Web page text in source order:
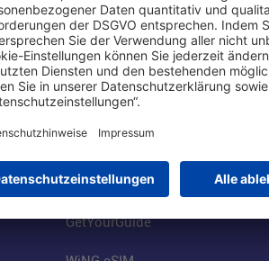
Besucherservices
FRA SmartWay
Hotels am Standort
Mietwagen weltweit
Flüge buchen
GetYourGuide